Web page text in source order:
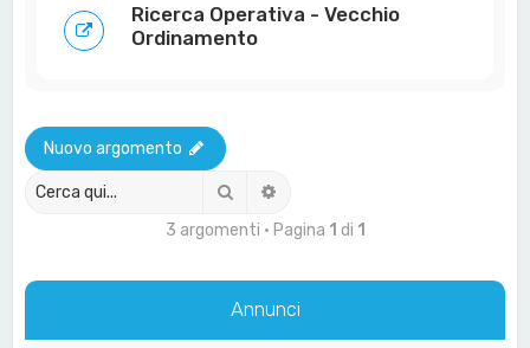
Ricerca Operativa - Vecchio
Ordinamento
Nuovo argomento
Cerca
3 argomenti • Pagina 1 di 1
Annunci